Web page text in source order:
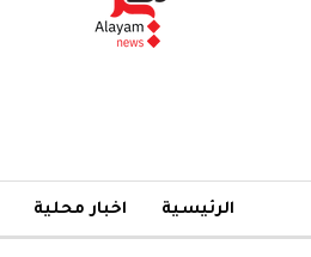
الرئيسية اخبار محلية